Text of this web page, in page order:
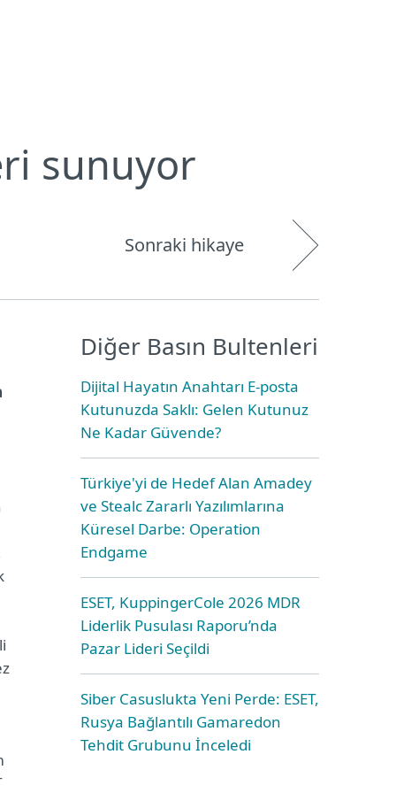
sunuyor
Sonraki hikaye
Diğer Basın Bultenleri
Dijital Hayatın Anahtarı E-posta
Kutunuzda Saklı: Gelen Kutunuz
Ne Kadar Güvende?
Türkiye'yi de Hedef Alan Amadey
ve Stealc Zararlı Yazılımlarına
Küresel Darbe: Operation
Endgame
ESET, KuppingerCole 2026 MDR
Liderlik Pusulası Raporu’nda
Pazar Lideri Seçildi
Siber Casuslukta Yeni Perde: ESET,
Rusya Bağlantılı Gamaredon
Tehdit Grubunu İnceledi